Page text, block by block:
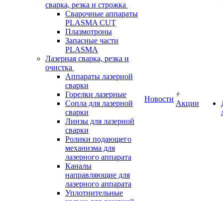
сварка, резка и строжка
Сварочные аппараты
PLASMA CUT
Плазмотроны
Запасные части
PLASMA
Лазерная сварка, резка и
очистка
Аппараты лазерной
сварки
Горелки лазерные
Сопла для лазерной
сварки
Линзы для лазерной
сварки
Ролики подающего
механизма для
лазерного аппарата
Каналы
направляющие для
лазерного аппарата
Уплотнительные
Новости
Акции